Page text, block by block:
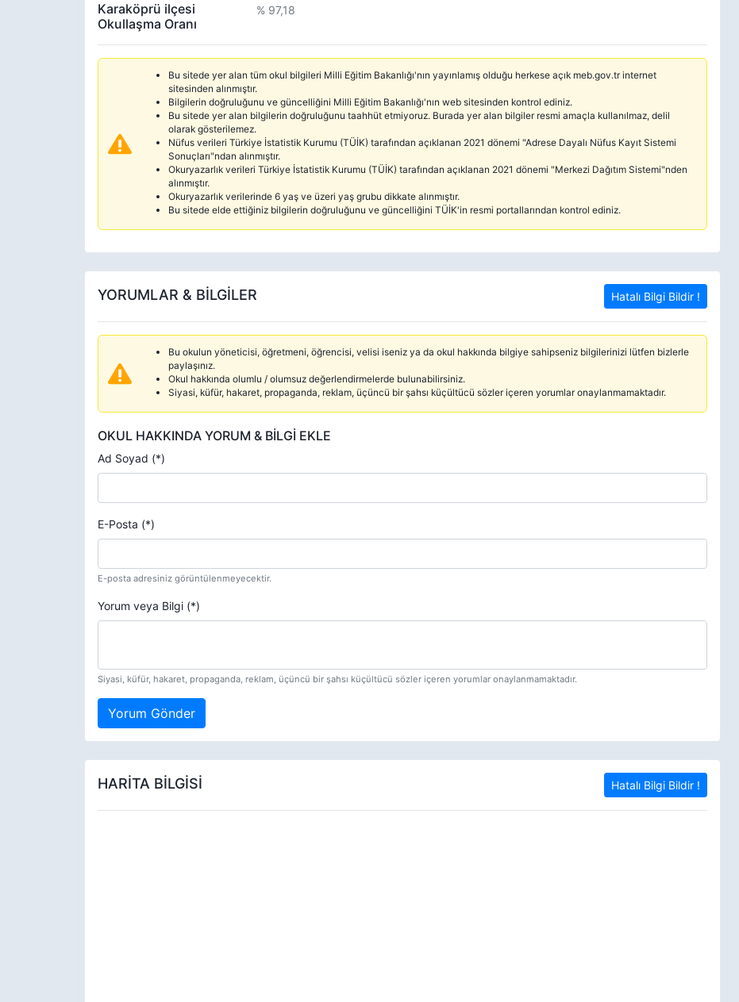
Karaköprü ilçesi
Okullaşma Oranı
% 97,18
Bu sitede yer alan tüm okul bilgileri Milli Eğitim Bakanlığı'nın yayınlamış olduğu herkese açık meb.gov.tr internet
sitesinden alınmıştır.
Bilgilerin doğruluğunu ve güncelliğini Milli Eğitim Bakanlığı'nın web sitesinden kontrol ediniz.
Bu sitede yer alan bilgilerin doğruluğunu taahhüt etmiyoruz. Burada yer alan bilgiler resmi amaçla kullanılmaz, delil
olarak gösterilemez.
Nüfus verileri Türkiye İstatistik Kurumu (TÜİK) tarafından açıklanan 2021 dönemi "Adrese Dayalı Nüfus Kayıt Sistemi
Sonuçları"ndan alınmıştır.
Okuryazarlık verileri Türkiye İstatistik Kurumu (TÜİK) tarafından açıklanan 2021 dönemi "Merkezi Dağıtım Sistemi"nden
alınmıştır.
Okuryazarlık verilerinde 6 yaş ve üzeri yaş grubu dikkate alınmıştır.
Bu sitede elde ettiğiniz bilgilerin doğruluğunu ve güncelliğini TÜİK'in resmi portallarından kontrol ediniz.
YORUMLAR & BİLGİLER Hatalı Bilgi Bildir !
Bu okulun yöneticisi, öğretmeni, öğrencisi, velisi iseniz ya da okul hakkında bilgiye sahipseniz bilgilerinizi lütfen bizlerle
paylaşınız.
Okul hakkında olumlu / olumsuz değerlendirmelerde bulunabilirsiniz.
Siyasi, küfür, hakaret, propaganda, reklam, üçüncü bir şahsı küçültücü sözler içeren yorumlar onaylanmamaktadır.
OKUL HAKKINDA YORUM & BİLGİ EKLE
Ad Soyad (*)
E-Posta (*)
E-posta adresiniz görüntülenmeyecektir.
Yorum veya Bilgi (*)
Siyasi, küfür, hakaret, propaganda, reklam, üçüncü bir şahsı küçültücü sözler içeren yorumlar onaylanmamaktadır.
Yorum Gönder
HARİTA BİLGİSİ Hatalı Bilgi Bildir !